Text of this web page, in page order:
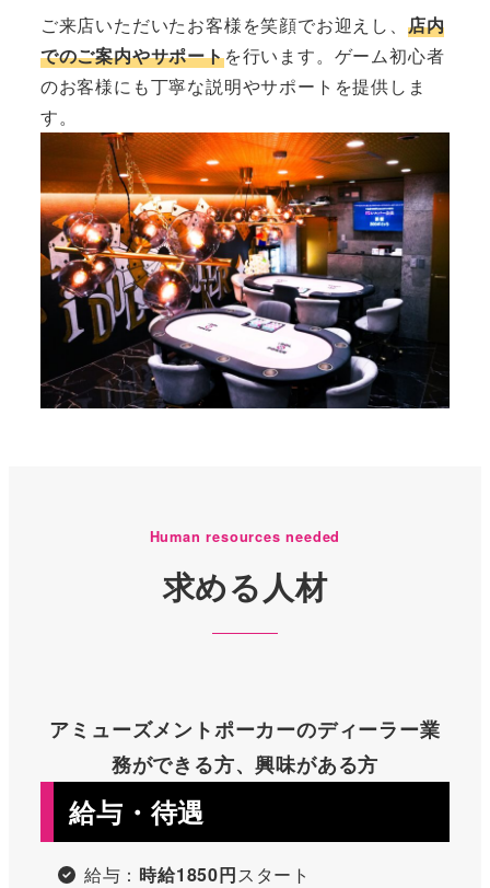
ご来店いただいたお客様を笑顔でお迎えし、 店内
でのご案内やサポートを行います。ゲーム初心者
のお客様にも丁寧な説明やサポートを提供しま
す。
Human resources needed
求める人材
アミューズメントポーカーのディーラー業
務ができる方、興味がある方
給与・待遇
給与： 時給1850円スタート